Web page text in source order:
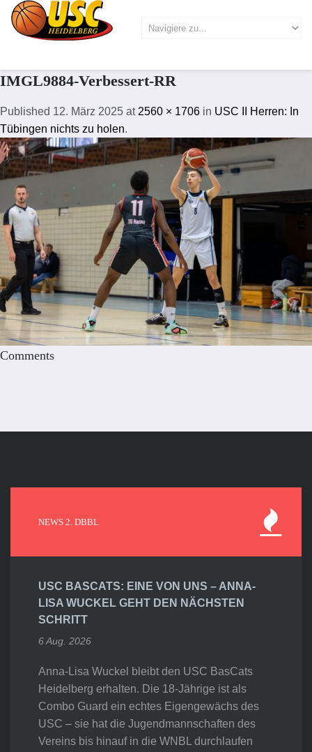
IMGL9884-Verbessert-RR
Published 12. März 2025 at 2560 × 1706 in USC II Herren: In
Tübingen nichts zu holen.
Comments
NEWS 2. DBBL
USC BASCATS: EINE VON UNS – ANNA-
LISA WUCKEL GEHT DEN NÄCHSTEN
SCHRITT
6 Aug. 2026
Anna-Lisa Wuckel bleibt den USC BasCats
Heidelberg erhalten. Die 18-Jährige ist als
Combo Guard ein echtes Eigengewächs des
USC – sie hat die Jugendmannschaften des
Vereins bis hinauf in die WNBL durchlaufen